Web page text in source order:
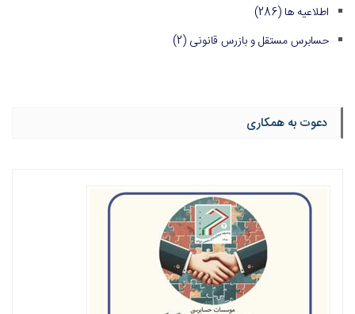
اطلاعیه ها (286)
حسابرس مستقل و بازرس قانونی (2)
دعوت به همکاری